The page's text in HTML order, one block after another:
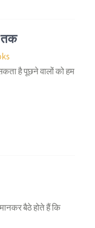
तक
है पूछने वालों को हम
बैठे होते हैं कि